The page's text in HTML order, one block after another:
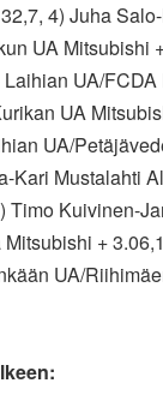
4) Juha
UA Mitsubishi
UA/FCDA
UA
UA/
Kari Mustalahti
Timo Kuivinen-
+
UA/